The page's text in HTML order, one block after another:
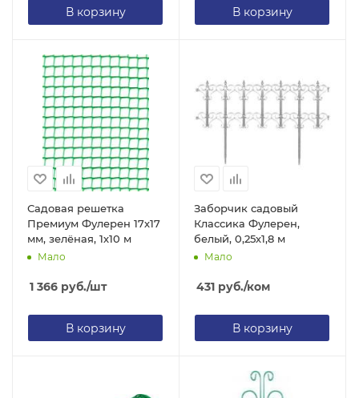
В корзину В корзину
Садовая решетка
Премиум Фулерен 17х17
мм, зелёная, 1х10 м
Мало
1 366 руб./шт
В корзину
Заборчик садовый
Классика Фулерен,
белый, 0,25х1,8 м
Мало
431 руб./ком
В корзину